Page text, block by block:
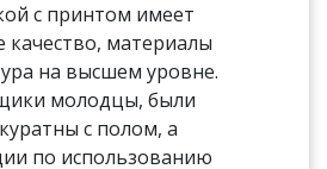
с принтом имеет
качество, материалы
на высшем уровне.
молодцы, были
с полом, а
по использованию